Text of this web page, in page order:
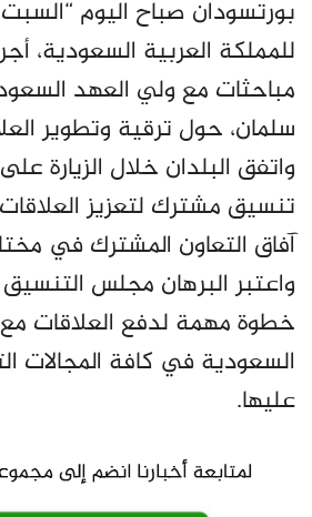
بورتسودان صباح اليوم
للمملكة العربية السعودية،
مباحثات مع ولي العهد
سلمان، حول ترقية وتطوير
واتفق البلدان خلال الزيارة
تنسيق مشترك لتعزيز
آفاق التعاون المشترك في
واعتبر البرهان مجلس
خطوة مهمة لدفع العلاقات مع
السعودية في كافة المجالات
عليها.